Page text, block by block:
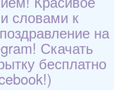
словами к
на
Скачать
бесплатно